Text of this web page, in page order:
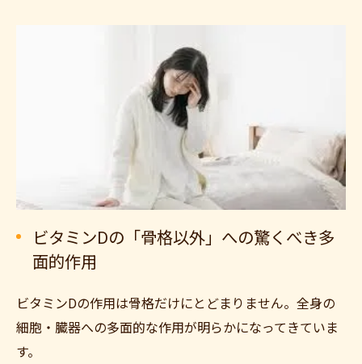
ビタミンDの「骨格以外」への驚くべき多
面的作用
ビタミンDの作用は骨格だけにとどまりません。全身の
細胞・臓器への多面的な作用が明らかになってきていま
す。